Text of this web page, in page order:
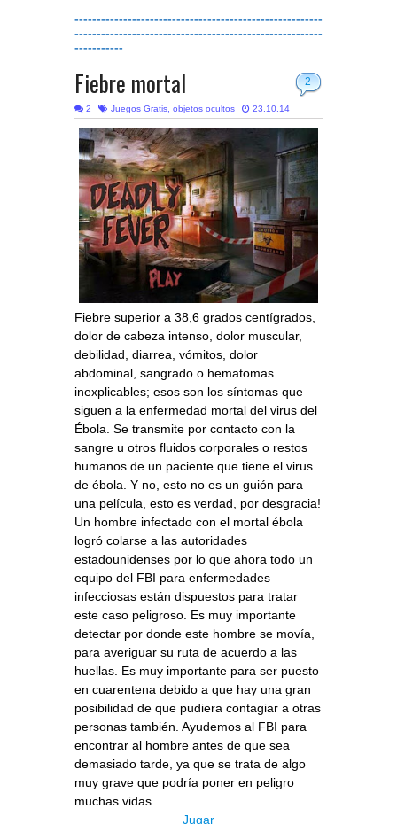
--------------------------------------------------------
--------------------------------------------------------
-----------
2
Fiebre mortal
2 Juegos Gratis, objetos ocultos 23.10.14
Fiebre superior a 38,6 grados centígrados,
dolor de cabeza intenso, dolor muscular,
debilidad, diarrea, vómitos, dolor
abdominal, sangrado o hematomas
inexplicables; esos son los síntomas que
siguen a la enfermedad mortal del virus del
Ébola. Se transmite por contacto con la
sangre u otros fluidos corporales o restos
humanos de un paciente que tiene el virus
de ébola. Y no, esto no es un guión para
una película, esto es verdad, por desgracia!
Un hombre infectado con el mortal ébola
logró colarse a las autoridades
estadounidenses por lo que ahora todo un
equipo del FBI para enfermedades
infecciosas están dispuestos para tratar
este caso peligroso. Es muy importante
detectar por donde este hombre se movía,
para averiguar su ruta de acuerdo a las
huellas. Es muy importante para ser puesto
en cuarentena debido a que hay una gran
posibilidad de que pudiera contagiar a otras
personas también. Ayudemos al FBI para
encontrar al hombre antes de que sea
demasiado tarde, ya que se trata de algo
muy grave que podría poner en peligro
muchas vidas.
Jugar